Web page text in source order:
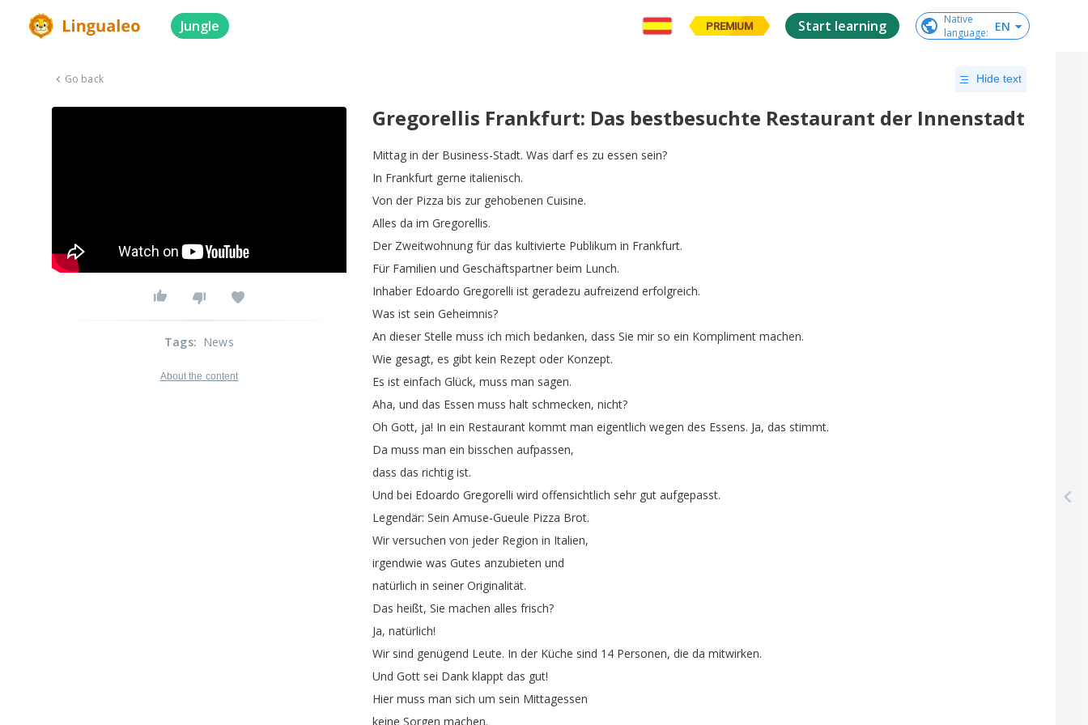
Jungle PREMIUM Start learning
Native
language: EN
Go back Hide text
Gregorellis Frankfurt: Das bestbesuchte Restaurant der Innenstadt
Mittag in der Business-Stadt. Was darf es zu essen sein?
In Frankfurt gerne italienisch.
Von der Pizza bis zur gehobenen Cuisine.
Alles da im Gregorellis.
Der Zweitwohnung für das kultivierte Publikum in Frankfurt.
Für Familien und Geschäftspartner beim Lunch.
Inhaber Edoardo Gregorelli ist geradezu aufreizend erfolgreich.
Was ist sein Geheimnis?
An dieser Stelle muss ich mich bedanken, dass Sie mir so ein Kompliment machen.
Wie gesagt, es gibt kein Rezept oder Konzept.
Es ist einfach Glück, muss man sagen.
Aha, und das Essen muss halt schmecken, nicht?
Oh Gott, ja! In ein Restaurant kommt man eigentlich wegen des Essens. Ja, das stimmt.
Da muss man ein bisschen aufpassen,
dass das richtig ist.
Und bei Edoardo Gregorelli wird offensichtlich sehr gut aufgepasst.
Legendär: Sein Amuse-Gueule Pizza Brot.
Wir versuchen von jeder Region in Italien,
irgendwie was Gutes anzubieten und
natürlich in seiner Originalität.
Das heißt, Sie machen alles frisch?
Ja, natürlich!
Wir sind genügend Leute. In der Küche sind 14 Personen, die da mitwirken.
Und Gott sei Dank klappt das gut!
Hier muss man sich um sein Mittagessen
keine Sorgen machen.
Tags: News
About the content